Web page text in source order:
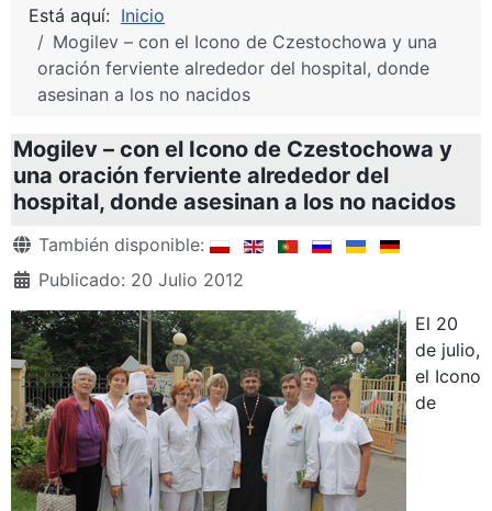
Está aquí: Inicio
Mogilev – con el Icono de Czestochowa y una
oración ferviente alrededor del hospital, donde
asesinan a los no nacidos
Mogilev – con el Icono de Czestochowa y
una oración ferviente alrededor del
hospital, donde asesinan a los no nacidos
Detalles
También disponible:
Publicado: 20 Julio 2012
El 20
de julio,
el Icono
de